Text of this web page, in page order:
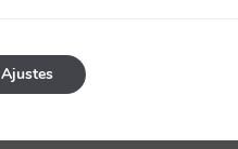
Ajustes